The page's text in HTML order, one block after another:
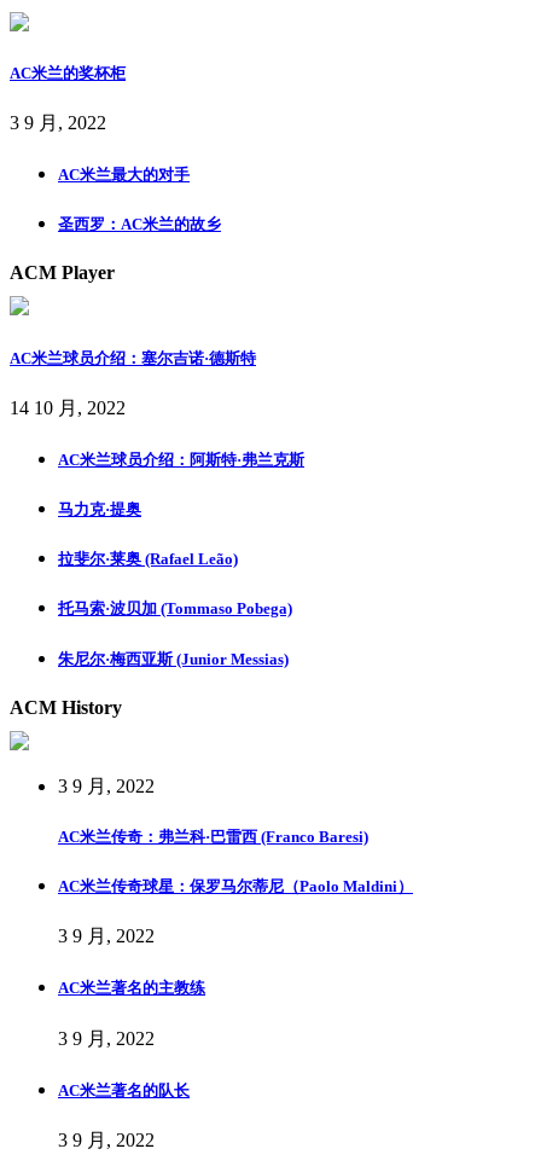
AC米兰的奖杯柜
3 9 月, 2022
AC米兰最大的对手
圣西罗：AC米兰的故乡
ACM Player
AC米兰球员介绍：塞尔吉诺·德斯特
14 10 月, 2022
AC米兰球员介绍：阿斯特·弗兰克斯
马力克·提奥
拉斐尔·莱奥 (Rafael Leão)
托马索·波贝加 (Tommaso Pobega)
朱尼尔·梅西亚斯 (Junior Messias)
ACM History
3 9 月, 2022
AC米兰传奇：弗兰科·巴雷西 (Franco Baresi)
AC米兰传奇球星：保罗马尔蒂尼（Paolo Maldini）
3 9 月, 2022
AC米兰著名的主教练
3 9 月, 2022
AC米兰著名的队长
3 9 月, 2022